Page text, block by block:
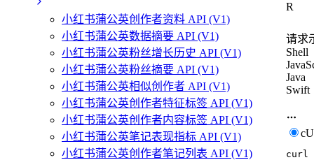
小红书蒲公英创作者资料 API (V1)
小红书蒲公英数据摘要 API (V1)
小红书蒲公英粉丝增长历史 API (V1)
小红书蒲公英粉丝摘要 API (V1)
小红书蒲公英相似创作者 API (V1)
小红书蒲公英创作者特征标签 API (V1)
小红书蒲公英创作者内容标签 API (V1)
小红书蒲公英笔记表现指标 API (V1)
小红书蒲公英创作者笔记列表 API (V1)
R
请求
Shell
Java
Swift
curl